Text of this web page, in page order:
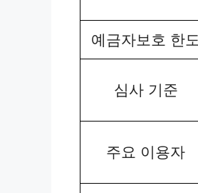
예금자보호 한
심사 기준
주요 이용자